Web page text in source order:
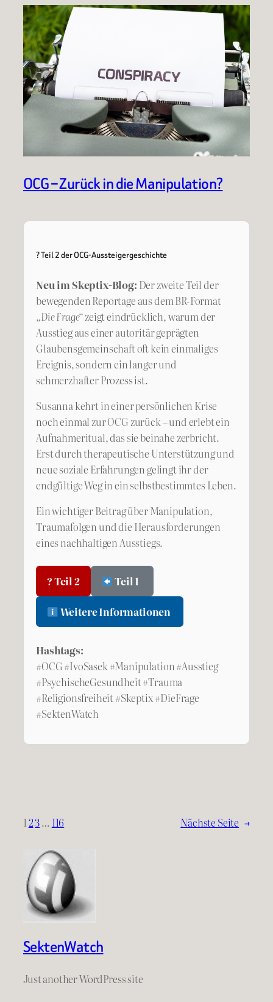
OCG – Zurück in die Manipulation?
? Teil 2 der OCG-Aussteigergeschichte
Neu im Skeptix-Blog: Der zweite Teil der
bewegenden Reportage aus dem BR-Format
„Die Frage“zeigt eindrücklich, warum der
Ausstieg aus einer autoritär geprägten
Glaubensgemeinschaft oft kein einmaliges
Ereignis, sondern ein langer und
schmerzhafter Prozess ist.
Susanna kehrt in einer persönlichen Krise
noch einmal zur OCG zurück – und erlebt ein
Aufnahmeritual, das sie beinahe zerbricht.
Erst durch therapeutische Unterstützung und
neue soziale Erfahrungen gelingt ihr der
endgültige Weg in ein selbstbestimmtes Leben.
Ein wichtiger Beitrag über Manipulation,
Traumafolgen und die Herausforderungen
eines nachhaltigen Ausstiegs.
? Teil 2 Teil 1
Weitere Informationen
Hashtags:
#OCG #IvoSasek #Manipulation #Ausstieg
#PsychischeGesundheit #Trauma
#Religionsfreiheit #Skeptix #DieFrage
#SektenWatch
1 23… 116 Nächste Seite →
SektenWatch
Just another WordPress site